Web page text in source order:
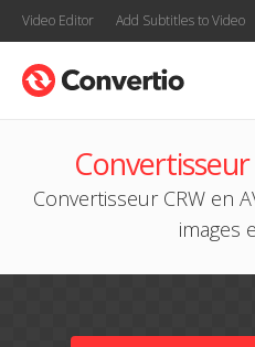
Video Editor Add Subtitles to Video
Convertisseur
Convertisseur CRW en
images